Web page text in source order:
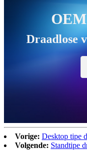
Draadlose
Vorige: Desktop tipe
Volgende: Standtipe